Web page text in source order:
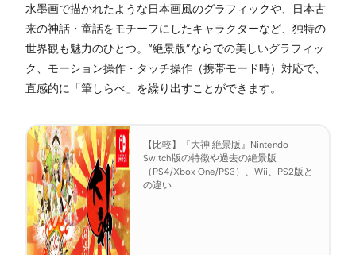
水墨画で描かれたような日本画風のグラフィックや、日本古
来の神話・童話をモチーフにしたキャラクターなど、独特の
世界観も魅力のひとつ。“絶景版”ならでの美しいグラフィッ
ク、モーション操作・タッチ操作（携帯モード時）対応で、
直感的に「筆しらべ」を繰り出すことができます。
【比較】『大神 絶景版』Nintendo
Switch版の特徴や過去の絶景版
（PS4/Xbox One/PS3）、Wii、PS2版と
の違い